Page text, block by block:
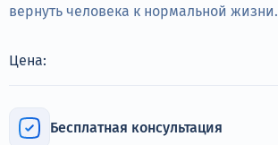
Адрес call-центра
вернуть человека к нормальной жизни.
Цена:
Бесплатная консультация